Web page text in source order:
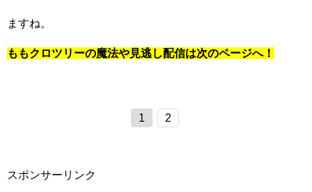
ますね。
ももクロツリーの魔法や見逃し配信は次のページへ！
1 2
スポンサーリンク